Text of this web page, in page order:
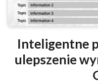
Inteligentne
ulepszenie